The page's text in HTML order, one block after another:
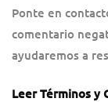
Ponte en
comentario
ayudaremos a
Leer Términos y